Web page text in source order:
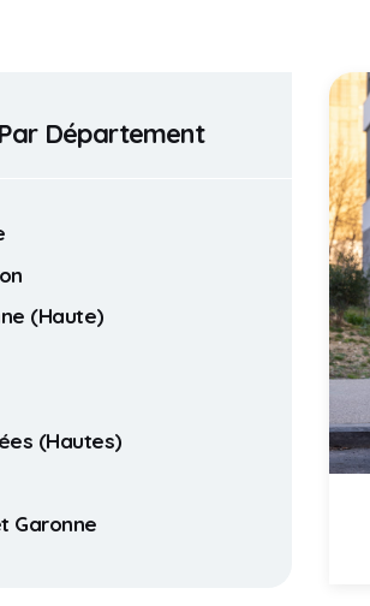
Département
(Haute)
(Hautes)
Garonne